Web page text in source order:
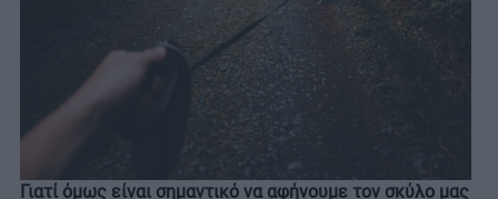
Γιατί όμως είναι σημαντικό να αφήνουμε τον σκύλο μας